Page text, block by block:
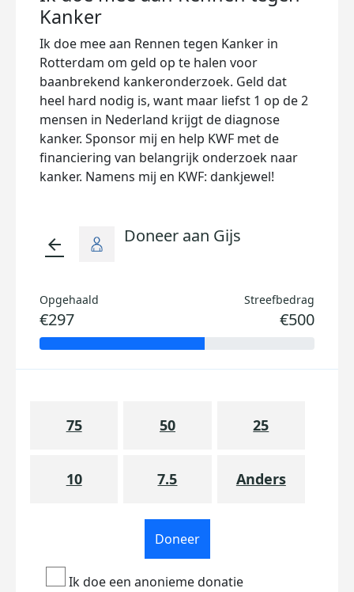
Kanker
Ik doe mee aan Rennen tegen Kanker in
Rotterdam om geld op te halen voor
baanbrekend kankeronderzoek. Geld dat
heel hard nodig is, want maar liefst 1 op de 2
mensen in Nederland krijgt de diagnose
kanker. Sponsor mij en help KWF met de
financiering van belangrijk onderzoek naar
kanker. Namens mij en KWF: dankjewel!
arrow_back Doneer aan Gijs
Opgehaald
€297
Streefbedrag
€500
75 50 25
10 7.5 Anders
Doneer
Ik doe een anonieme donatie